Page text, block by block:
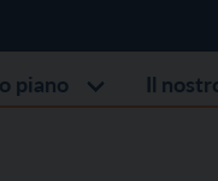
piano Il